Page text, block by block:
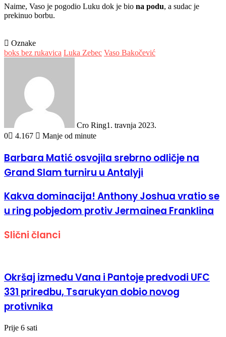
Naime, Vaso je pogodio Luku dok je bio na podu, a sudac je
prekinuo borbu.
Oznake
boks bez rukavica Luka Zebec Vaso Bakočević
Cro Ring1. travnja 2023.
0
4.167 Manje od minute
Barbara Matić osvojila srebrno odličje na
Grand Slam turniru u Antalyji
Kakva dominacija! Anthony Joshua vratio se
u ring pobjedom protiv Jermainea Franklina
Slični članci
Okršaj između Vana i Pantoje predvodi UFC
331 priredbu, Tsarukyan dobio novog
protivnika
Prije 6 sati